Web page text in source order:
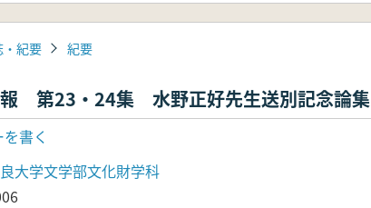
・紀要 紀要
第23・24集 水野正好先生送別記念論集
書く
大学文学部文化財学科